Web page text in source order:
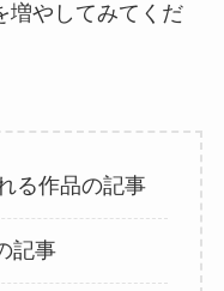
増やしてみてくだ
る作品の記事
記事